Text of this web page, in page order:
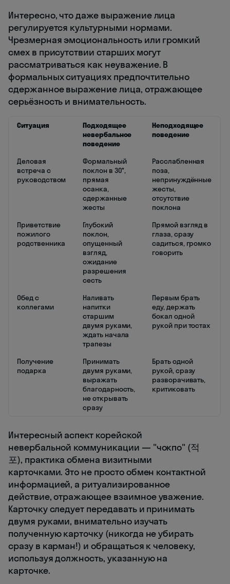
Интересно, что даже выражение лица
регулируется культурными нормами.
Чрезмерная эмоциональность или громкий
смех в присутствии старших могут
рассматриваться как неуважение. В
формальных ситуациях предпочтительно
сдержанное выражение лица, отражающее
серьёзность и внимательность.
Ситуация
Подходящее
невербальное
поведение
Неподходящее
поведение
Деловая
встреча с
руководством
Формальный
поклон в 30°,
прямая
осанка,
сдержанные
жесты
Расслабленная
поза,
непринуждённые
жесты,
отсутствие
поклона
Приветствие
пожилого
родственника
Глубокий
поклон,
опущенный
взгляд,
ожидание
разрешения
сесть
Прямой взгляд в
глаза, сразу
садиться, громко
говорить
Обед с
коллегами
Наливать
напитки
старшим
двумя руками,
ждать начала
трапезы
Первым брать
еду, держать
бокал одной
рукой при тостах
Получение
подарка
Принимать
двумя руками,
выражать
благодарность,
не открывать
сразу
Брать одной
рукой, сразу
разворачивать,
критиковать
Интересный аспект корейской
невербальной коммуникации — "чокпо" (적
포), практика обмена визитными
карточками. Это не просто обмен контактной
информацией, а ритуализированное
действие, отражающее взаимное уважение.
Карточку следует передавать и принимать
двумя руками, внимательно изучать
полученную карточку (никогда не убирать
сразу в карман!) и обращаться к человеку,
используя должность, указанную на
карточке.